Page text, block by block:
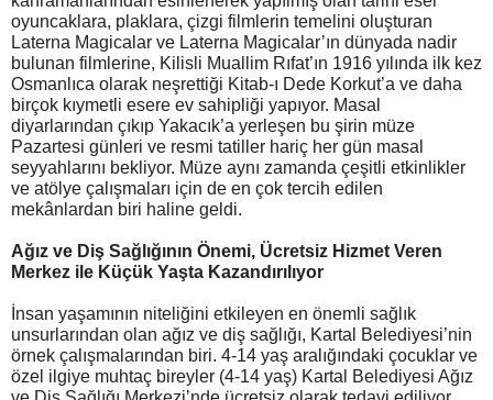
oyuncaklara, plaklara, çizgi filmlerin temelini oluşturan
Laterna Magicalar ve Laterna Magicalar’ın dünyada nadir
bulunan filmlerine, Kilisli Muallim Rıfat’ın 1916 yılında ilk kez
Osmanlıca olarak neşrettiği Kitab-ı Dede Korkut’a ve daha
birçok kıymetli esere ev sahipliği yapıyor. Masal
diyarlarından çıkıp Yakacık’a yerleşen bu şirin müze
Pazartesi günleri ve resmi tatiller hariç her gün masal
seyyahlarını bekliyor. Müze aynı zamanda çeşitli etkinlikler
ve atölye çalışmaları için de en çok tercih edilen
mekânlardan biri haline geldi.
Ağız ve Diş Sağlığının Önemi, Ücretsiz Hizmet Veren
Merkez ile Küçük Yaşta Kazandırılıyor
İnsan yaşamının niteliğini etkileyen en önemli sağlık
unsurlarından olan ağız ve diş sağlığı, Kartal Belediyesi’nin
örnek çalışmalarından biri. 4-14 yaş aralığındaki çocuklar ve
özel ilgiye muhtaç bireyler (4-14 yaş) Kartal Belediyesi Ağız